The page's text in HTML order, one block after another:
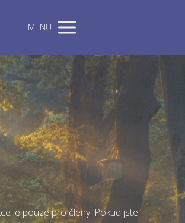
MENU
je pouze pro členy. Pokud jste